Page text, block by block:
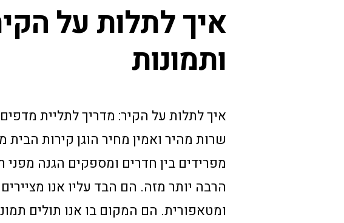
איך לתלות על
ותמונות
שרות מהיר ואמין מחיר הוגן קירות
מפרידים בין חדרים ומספקים הגנה מפני
הרבה יותר מזה. הם הבד עליו אנו מציירים
ומטאפורית. הם המקום בו אנו תולים